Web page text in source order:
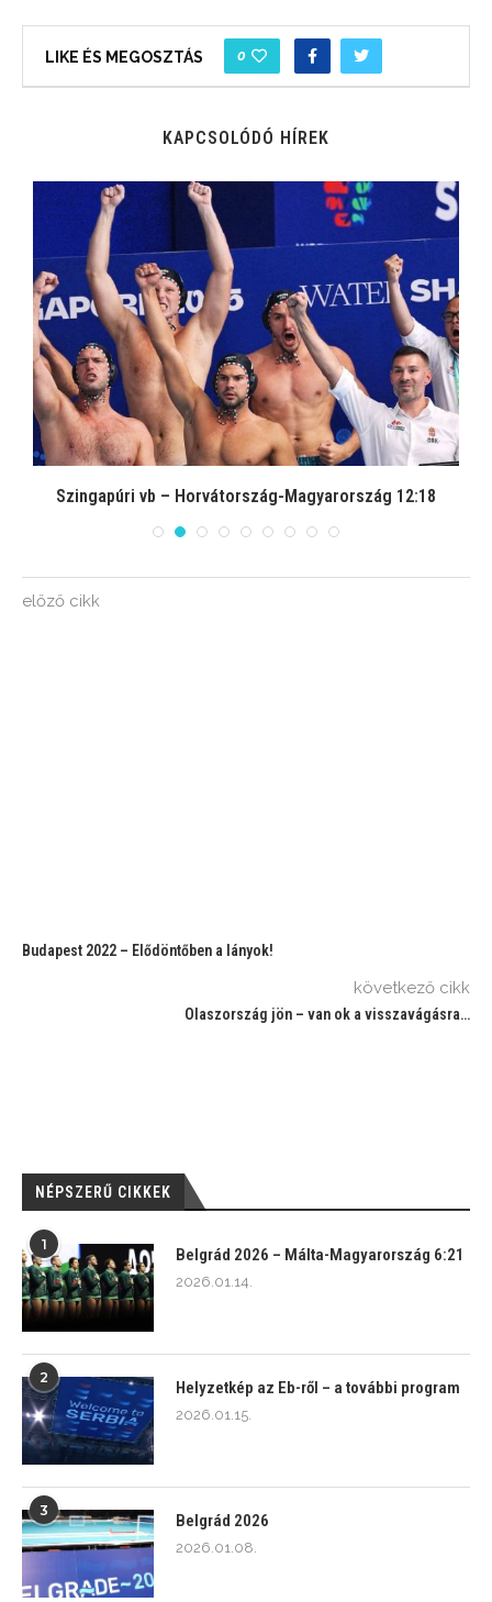
LIKE ÉS MEGOSZTÁS 0
KAPCSOLÓDÓ HÍREK
Szingapúri vb – Horvátország-Magyarország 12:18
előző cikk
Budapest 2022 – Elődöntőben a lányok!
következő cikk
Olaszország jön – van ok a visszavágásra…
NÉPSZERŰ CIKKEK
1
Belgrád 2026 – Málta-Magyarország 6:21
2026.01.14.
2
Helyzetkép az Eb-ről – a további program
2026.01.15.
3
Belgrád 2026
2026.01.08.